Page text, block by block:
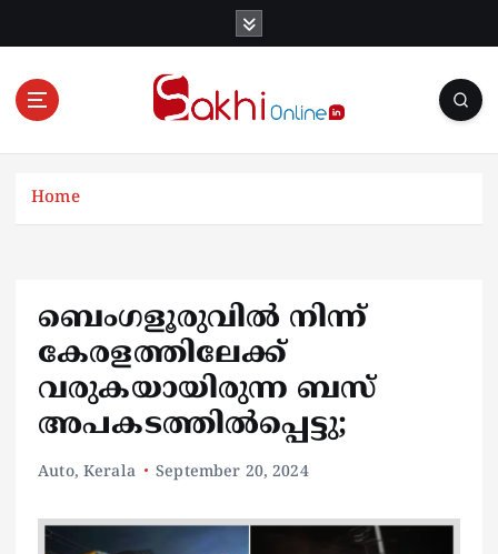
Online News Portal
Home
ബെംഗളൂരുവിൽ നിന്ന്
കേരളത്തിലേക്ക്
വരുകയായിരുന്ന ബസ്
അപകടത്തില്‍പ്പെട്ടു;
Auto, Kerala September 20, 2024